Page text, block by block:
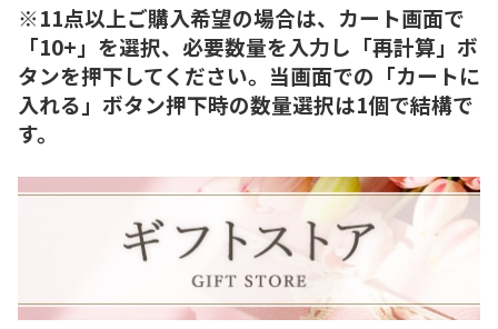
※11点以上ご購入希望の場合は、カート画面で
「10+」を選択、必要数量を入力し「再計算」ボ
タンを押下してください。当画面での「カートに
入れる」ボタン押下時の数量選択は1個で結構で
す。